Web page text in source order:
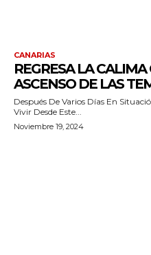
CANARIAS
REGRESA LA
ASCENSO DE LAS
Después De Varios Días En
Vivir Desde Este...
Noviembre 19, 2024